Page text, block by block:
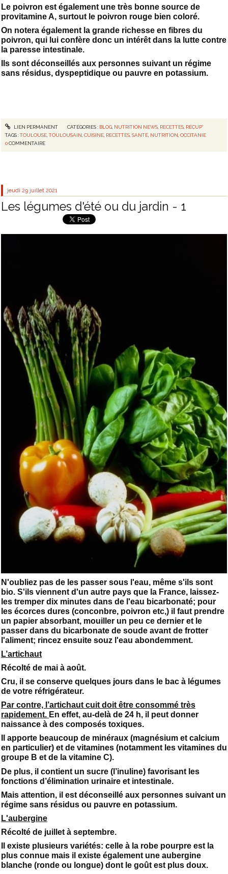
Le poivron est également une très bonne source de
provitamine A, surtout le poivron rouge bien coloré.
On notera également la grande richesse en fibres du
poivron, qui lui confère donc un intérêt dans la lutte contre
la paresse intestinale.
Ils sont déconseillés aux personnes suivant un régime
sans résidus, dyspeptidique ou pauvre en potassium.
LIEN PERMANENT CATÉGORIES : BLOG, NUTRITION NEWS, RECETTES, RÉCUP'
TAGS :TOULOUSE ,TOULOUSAIN ,CUISINE RECETTES ,SANTÉ NUTRITION ,OCCITANIE
0COMMENTAIRE
jeudi 29 juillet 2021
Les légumes d'été ou du jardin - 1
N'oubliez pas de les passer sous l'eau, même s'ils sont
bio. S'ils viennent d'un autre pays que la France, laissez-
les tremper dix minutes dans de l'eau bicarbonaté; pour
les écorces dures (conconbre, poivron etc,) il faut prendre
un papier absorbant, mouiller un peu ce dernier et le
passer dans du bicarbonate de soude avant de frotter
l'aliment; rincez ensuite souz l'eau abondemment.
L’artichaut
Récolté de mai à août.
Cru, il se conserve quelques jours dans le bac à légumes
de votre réfrigérateur.
Par contre, l’artichaut cuit doit être consommé très
rapidement. En effet, au-delà de 24 h, il peut donner
naissance à des composés toxiques.
Il apporte beaucoup de minéraux (magnésium et calcium
en particulier) et de vitamines (notamment les vitamines du
groupe B et de la vitamine C).
De plus, il contient un sucre (l’inuline) favorisant les
fonctions d’élimination urinaire et intestinale.
Mais attention, il est déconseillé aux personnes suivant un
régime sans résidus ou pauvre en potassium.
L'aubergine
Récolté de juillet à septembre.
Il existe plusieurs variétés: celle à la robe pourpre est la
plus connue mais il existe également une aubergine
blanche (ronde ou longue) dont le goût est plus doux.